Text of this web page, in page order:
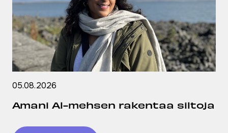
05.08.2026
Amani Al-mehsen rakentaa siltoja